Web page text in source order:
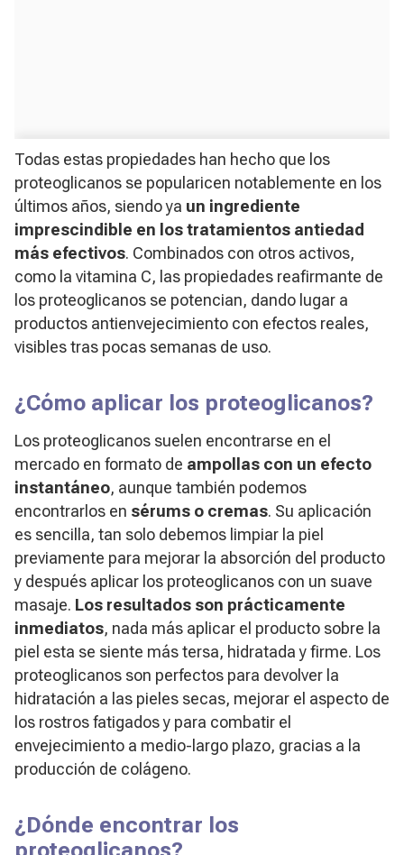
Todas estas propiedades han hecho que los
proteoglicanos se popularicen notablemente en los
últimos años, siendo ya un ingrediente
imprescindible en los tratamientos antiedad
más efectivos. Combinados con otros activos,
como la vitamina C, las propiedades reafirmante de
los proteoglicanos se potencian, dando lugar a
productos antienvejecimiento con efectos reales,
visibles tras pocas semanas de uso.
¿Cómo aplicar los proteoglicanos?
Los proteoglicanos suelen encontrarse en el
mercado en formato de ampollas con un efecto
instantáneo, aunque también podemos
encontrarlos en sérums o cremas. Su aplicación
es sencilla, tan solo debemos limpiar la piel
previamente para mejorar la absorción del producto
y después aplicar los proteoglicanos con un suave
masaje. Los resultados son prácticamente
inmediatos, nada más aplicar el producto sobre la
piel esta se siente más tersa, hidratada y firme. Los
proteoglicanos son perfectos para devolver la
hidratación a las pieles secas, mejorar el aspecto de
los rostros fatigados y para combatir el
envejecimiento a medio-largo plazo, gracias a la
producción de colágeno.
¿Dónde encontrar los